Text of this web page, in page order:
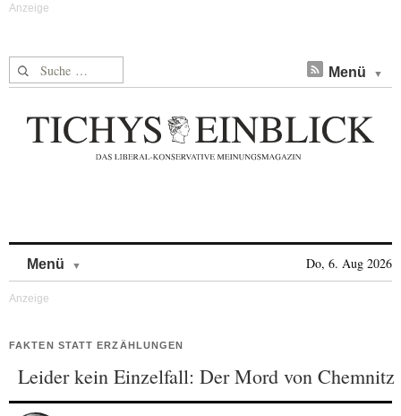
Suche nach: Menü
Menü Do, 6. Aug 2026
FAKTEN STATT ERZÄHLUNGEN
Leider kein Einzelfall: Der Mord von Chemnitz